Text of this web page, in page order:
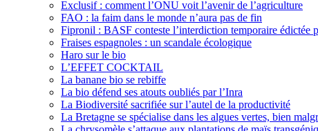
Exclusif : comment l’ONU voit l’avenir de l’agriculture
FAO : la faim dans le monde n’aura pas de fin
Fipronil : BASF conteste l’interdiction temporaire édictée
Fraises espagnoles : un scandale écologique
Haro sur le bio
L’EFFET COCKTAIL
La banane bio se rebiffe
La bio défend ses atouts oubliés par l’Inra
La Biodiversité sacrifiée sur l’autel de la productivité
La Bretagne se spécialise dans les algues vertes, bien